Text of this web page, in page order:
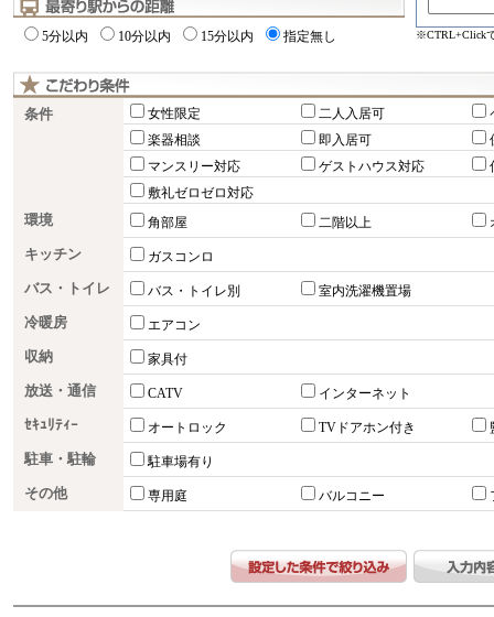
5分以内 10分以内 15分以内 指定無し ※CTRL+Click
条件 女性限定 二人入居可
楽器相談
即入居可
マンスリー対応
ゲストハウス対応
敷礼ゼロゼロ対応
環境 角部屋 二階以上
キッチン ガスコンロ
バス・トイレ バス・トイレ別 室内洗濯機置場
冷暖房 エアコン
収納 家具付
放送・通信 CATV インターネット
ｾｷｭﾘﾃｨｰ オートロック TVドアホン付き
駐車・駐輪 駐車場有り
その他 専用庭 バルコニー